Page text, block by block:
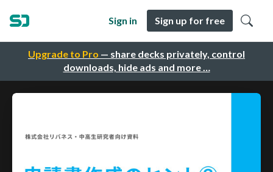
Upgrade to Pro — share decks privately, control
downloads, hide ads and more …
Sign in Sign up for free